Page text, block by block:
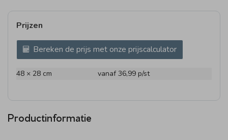
Prijzen
Bereken de prijs met onze prijscalculator
48 × 28 cm vanaf 36,99 p/st
Productinformatie